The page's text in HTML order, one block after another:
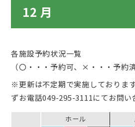
12 月
各施設予約状況一覧
（〇・・・予約可、×・・・予約
※更新は不定期で実施しておりま
ずお電話049-295-3111にてお問い
ホール